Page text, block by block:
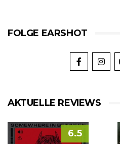
FOLGE EARSHOT
AKTUELLE REVIEWS
6.5